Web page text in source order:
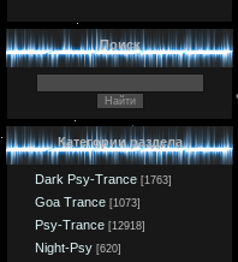
Поиск
Категории раздела
Dark Psy-Trance [1763]
Goa Trance [1073]
Psy-Trance [12918]
Night-Psy [620]